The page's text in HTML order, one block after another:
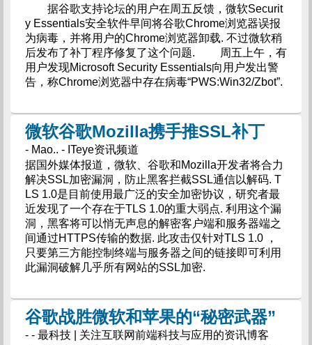
据谷歌支持论坛的用户在周五反馈，微软Securit
y Essentials安全软件早间将谷歌Chrome浏览器误报
为病毒，并将用户的Chrome浏览器卸载. 不过微软稍
后发布了补丁程序修复了这个问题. 周五上午，有
用户发现Microsoft Security Essentials向用户发出警
告，称Chrome浏览器中存在病毒“PWS:Win32/Zbot”.
微软谷歌Mozilla携手推SSL补丁
- Mao.. - ITeye资讯频道
据国外媒体报道，微软、谷歌和Mozilla开发者将合力
解决SSL加密漏洞，防止黑客拦截SSL通信以解码. T
LS 1.0是目前使用最广泛的安全加密协议，研究者最
近发现了一个存在于TLS 1.0的重大弱点. 利用这个漏
洞，黑客将可以悄无声息的解密客户端和服务器端之
间通过HTTPS传输的数据. 此攻击仅针对TLS 1.0 ，
只要第三方能控制终端与服务器之间的链接即可利用
此漏洞破解几乎所有网站的SSL加密.
谷歌战胜微软和苹果的“秘密武器”
- - 最科技 | 关注互联网前端科技与应用的资讯博客